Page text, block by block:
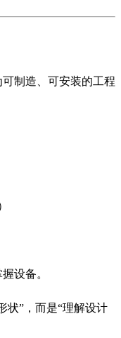
制造、可安装的工程
设备。
状”，而是“理解设计